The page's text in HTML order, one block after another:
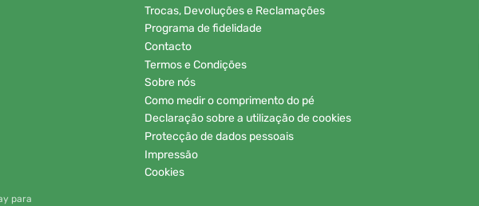
para
Trocas, Devoluções e Reclamações
Programa de fidelidade
Contacto
Termos e Condições
Sobre nós
Como medir o comprimento do pé
Declaração sobre a utilização de cookies
Protecção de dados pessoais
Impressão
Cookies